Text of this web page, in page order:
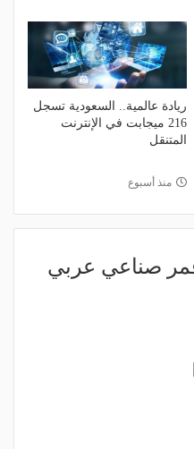
ريادة عالمية.. السعودية تسجل
216 ميجابت في الإنترنت
المتنقل
منذ أسبوع
صناعي عربي